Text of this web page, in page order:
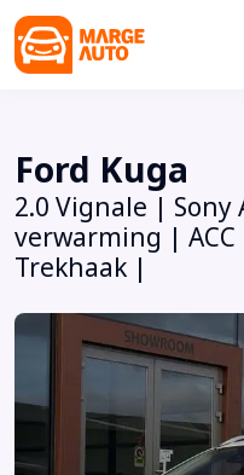
Ford Kuga
2.0 Vignale |
verwarming |
Trekhaak |